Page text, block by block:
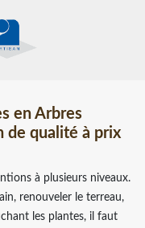
en Arbres
de qualité à prix
à plusieurs niveaux.
renouveler le terreau,
les plantes, il faut